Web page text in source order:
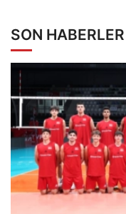
SON HABERLER